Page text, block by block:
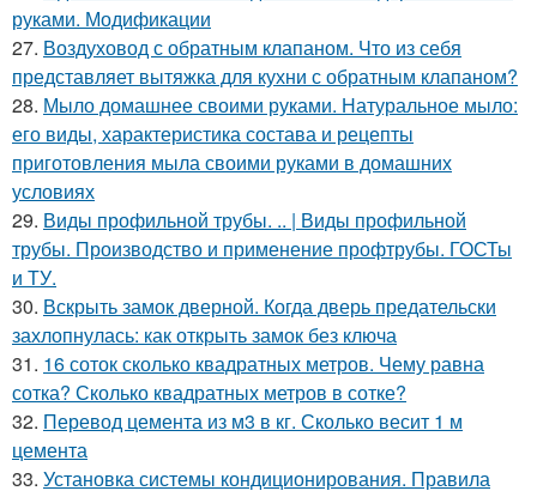
руками. Модификации
27. Воздуховод с обратным клапаном. Что из себя
представляет вытяжка для кухни с обратным клапаном?
28. Мыло домашнее своими руками. Натуральное мыло:
его виды, характеристика состава и рецепты
приготовления мыла своими руками в домашних
условиях
29. Виды профильной трубы. .. | Виды профильной
трубы. Производство и применение профтрубы. ГОСТы
и ТУ.
30. Вскрыть замок дверной. Когда дверь предательски
захлопнулась: как открыть замок без ключа
31. 16 соток сколько квадратных метров. Чему равна
сотка? Сколько квадратных метров в сотке?
32. Перевод цемента из м3 в кг. Сколько весит 1 м
цемента
33. Установка системы кондиционирования. Правила